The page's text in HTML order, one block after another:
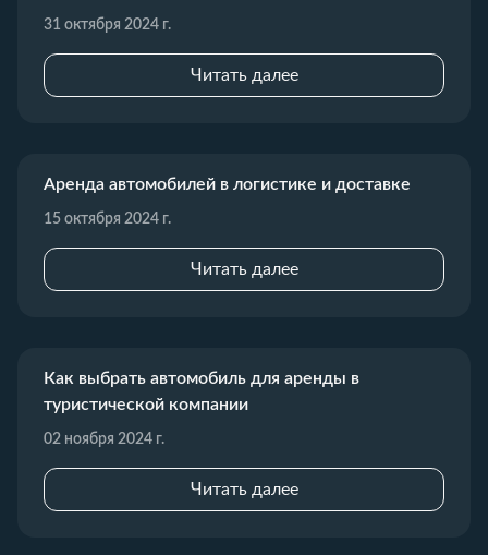
31 октября 2024 г.
Читать далее
Аренда автомобилей в логистике и доставке
15 октября 2024 г.
Читать далее
Как выбрать автомобиль для аренды в
туристической компании
02 ноября 2024 г.
Читать далее